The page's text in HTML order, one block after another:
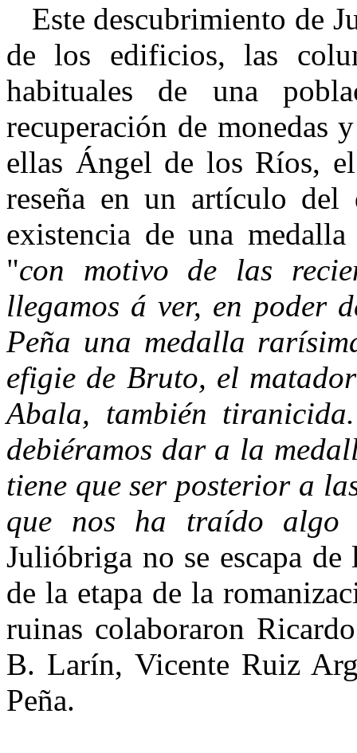
Este descubrimiento de
de los edificios, las
habituales de una
recuperación de monedas
ellas Ángel de los Ríos,
reseña en un artículo
existencia de una
"con motivo de las
llegamos á ver, en poder
Peña una medalla
efigie de Bruto, el
Abala, también
debiéramos dar a la
tiene que ser posterior a
que nos ha traído algo
Julióbriga no se escapa
de la etapa de la
ruinas colaboraron
B. Larín, Vicente Ruiz
Peña.